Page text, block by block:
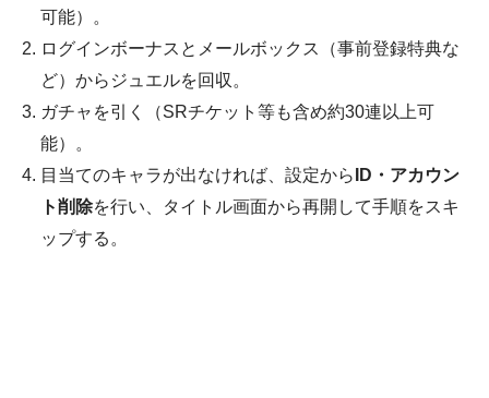
可能）。
ログインボーナスとメールボックス（事前登録特典な
ど）からジュエルを回収。
ガチャを引く（SRチケット等も含め約30連以上可
能）。
目当てのキャラが出なければ、設定から ID・アカウン
ト削除を行い、タイトル画面から再開して手順をスキ
ップする。